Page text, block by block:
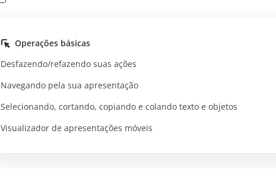
Operações básicas
Desfazendo/refazendo suas ações
Navegando pela sua apresentação
Selecionando, cortando, copiando e colando texto e objetos
Visualizador de apresentações móveis